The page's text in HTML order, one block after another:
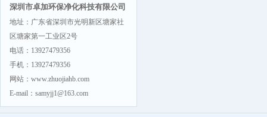
深圳市卓加环保净化科技有限公司
地址：广东省深圳市光明新区塘家社
区塘家第一工业区2号
电话：13927479356
手机：13927479356
网站：www.zhuojiahb.com
E-mail：samyjj1@163.com